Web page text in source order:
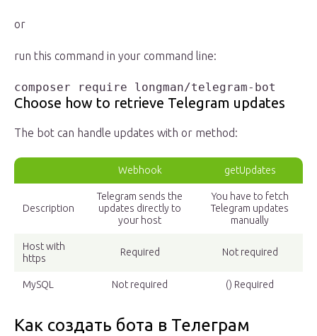
or
run this command in your command line:
composer require longman/telegram-bot
Choose how to retrieve Telegram updates
The bot can handle updates with or method:
Webhook getUpdates
Description
Telegram sends the
updates directly to
your host
You have to fetch
Telegram updates
manually
Host with
https
Required Not required
MySQL Not required () Required
Как создать бота в Телеграм